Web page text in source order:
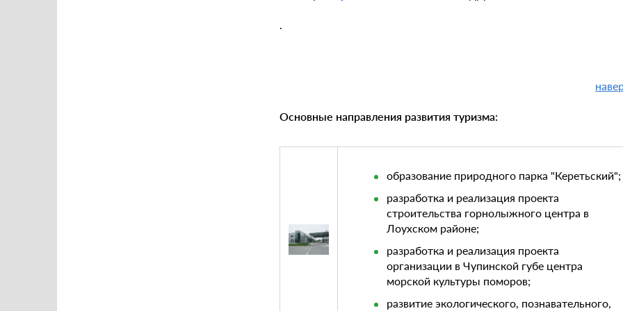
Основные направления развития туризма:
образование природного парка "Керетьский";
разработка и реализация проекта
строительства горнолыжного центра в
Лоухском районе;
разработка и реализация проекта
организации в Чупинской губе центра
морской культуры поморов;
развитие экологического, познавательного,